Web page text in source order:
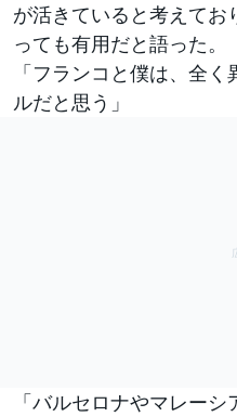
が活きていると考えてお
っても有用だと語った。
「フランコと僕は、全
ルだと思う」
「バルセロナやマレー